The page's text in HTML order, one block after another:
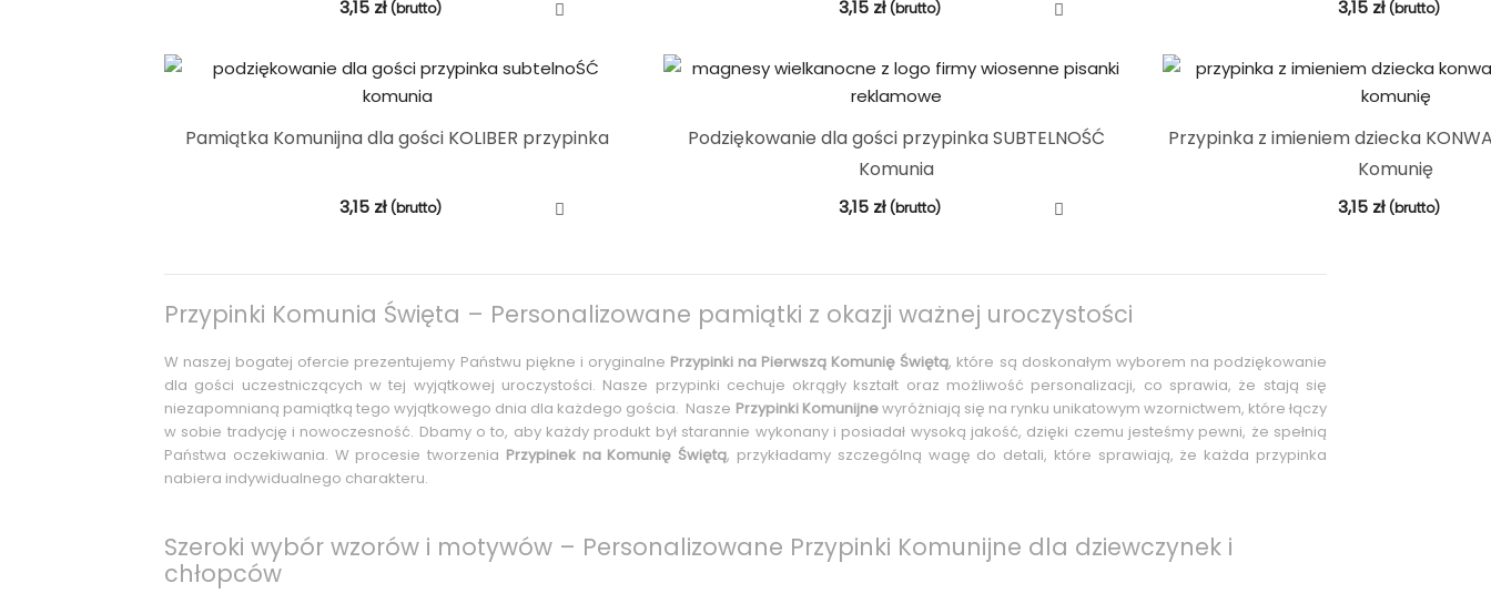
3,15 zł (brutto) 3,15 zł (brutto) 3,15 zł (brutto)
Pamiątka Komunijna dla gości KOLIBER przypinka
3,15 zł (brutto)
Podziękowanie dla gości przypinka SUBTELNOŚĆ
Komunia
3,15 zł (brutto)
Przypinka z imieniem dziecka
Komunię
3,15 zł (brutto)
Przypinki Komunia Święta – Personalizowane pamiątki z okazji ważnej uroczystości
W naszej bogatej ofercie prezentujemy Państwu piękne i oryginalne Przypinki na Pierwszą Komunię Świętą, które są doskonałym wyborem na podziękowanie
dla gości uczestniczących w tej wyjątkowej uroczystości. Nasze przypinki cechuje okrągły kształt oraz możliwość personalizacji, co sprawia, że stają się
niezapomnianą pamiątką tego wyjątkowego dnia dla każdego gościa. Nasze Przypinki Komunijnewyróżniają się na rynku unikatowym wzornictwem, które łączy
w sobie tradycję i nowoczesność. Dbamy o to, aby każdy produkt był starannie wykonany i posiadał wysoką jakość, dzięki czemu jesteśmy pewni, że spełnią
Państwa oczekiwania. W procesie tworzenia Przypinek na Komunię Świętą, przykładamy szczególną wagę do detali, które sprawiają, że każda przypinka
nabiera indywidualnego charakteru.
Szeroki wybór wzorów i motywów – Personalizowane Przypinki Komunijne dla dziewczynek i
chłopców